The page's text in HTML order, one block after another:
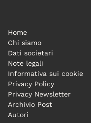
Home
Chi siamo
Dati societari
Note legali
Informativa sui cookie
Privacy Policy
Privacy Newsletter
Archivio Post
Autori